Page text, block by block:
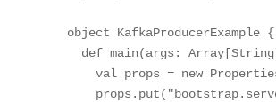
object KafkaProducerExample {
def main(args:
val props = new